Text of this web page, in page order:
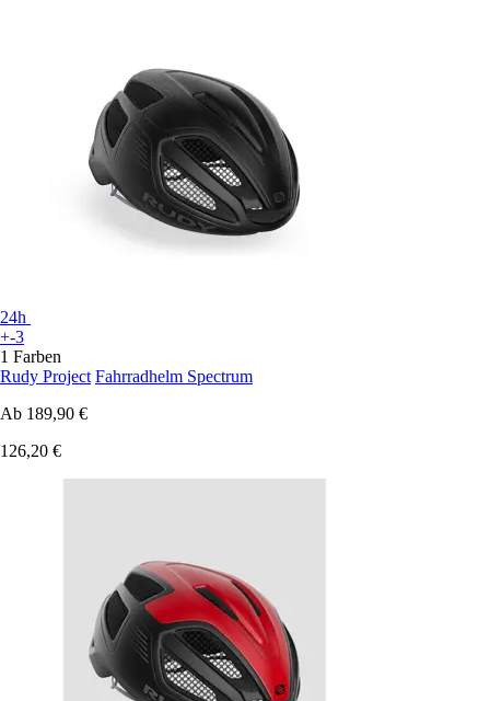
24h
+-3
1 Farben
Rudy Project Fahrradhelm Spectrum
Ab 189,90 €
126,20 €